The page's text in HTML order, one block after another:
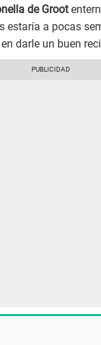
de Groot
estaría a pocas
darle un buen